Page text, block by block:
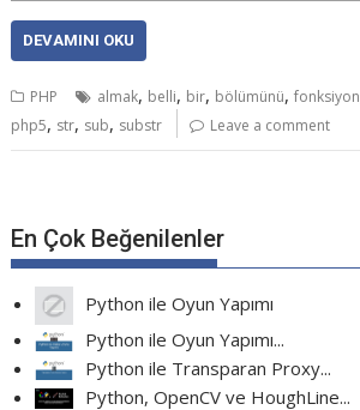
DEVAMINI OKU
PHP almak, belli, bir, bölümünü,fonksiyon
php5, str, sub, substr Leave a comment
En Çok Beğenilenler
Python ile Oyun Yapımı
Python ile Oyun Yapımı...
Python ile Transparan Proxy...
Python, OpenCV ve HoughLine...